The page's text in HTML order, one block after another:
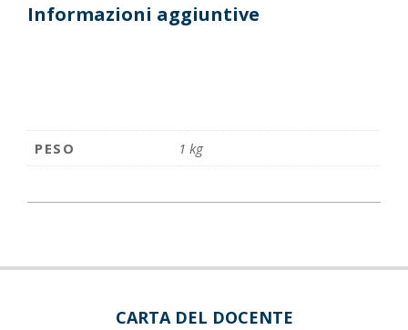
Informazioni aggiuntive
PESO 1 kg
CARTA DEL DOCENTE